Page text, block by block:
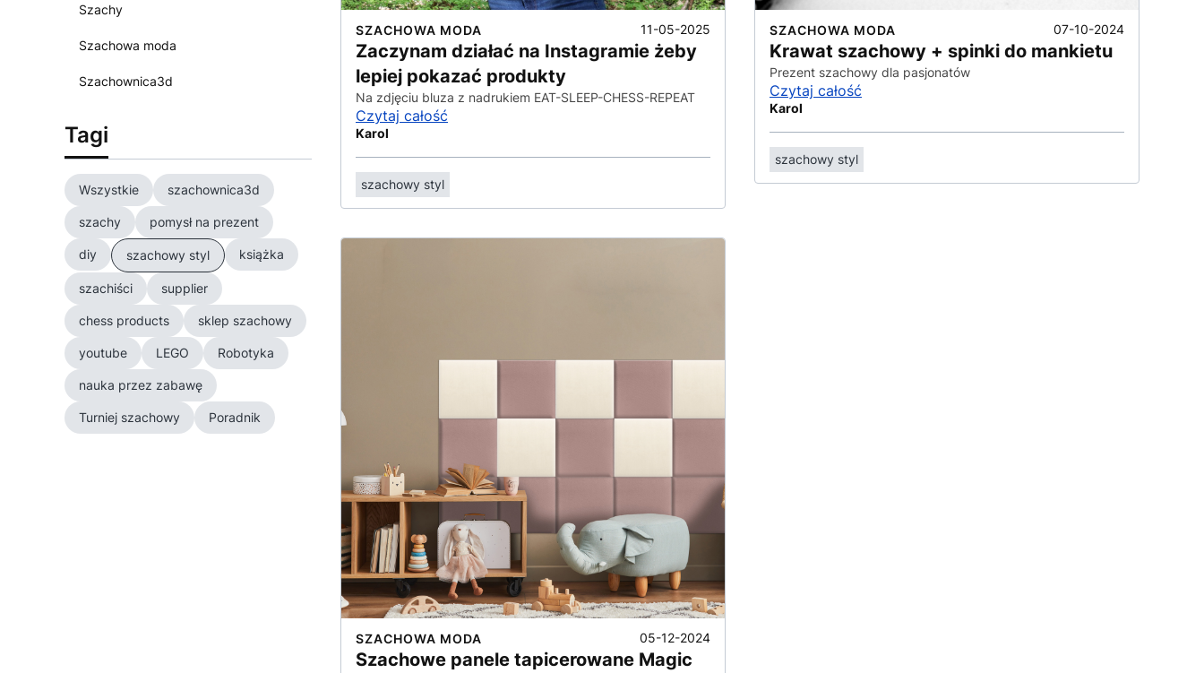
Szachy
Szachowa moda
Szachownica3d
Tagi
Wszystkie szachownica3d
szachy pomysł na prezent
diy szachowy styl książka
szachiści supplier
chess products sklep szachowy
youtube LEGO Robotyka
nauka przez zabawę
Turniej szachowy Poradnik
SZACHOWA MODA 11-05-2025
Zaczynam działać na Instagramie żeby
lepiej pokazać produkty
Na zdjęciu bluza z nadrukiem EAT-SLEEP-CHESS-REPEAT
Czytaj całość
Karol
szachowy styl
SZACHOWA MODA 05-12-2024
Szachowe panele tapicerowane Magic
SZACHOWA MODA 07-10-2024
Krawat szachowy + spinki do mankietu
Prezent szachowy dla pasjonatów
Czytaj całość
Karol
szachowy styl